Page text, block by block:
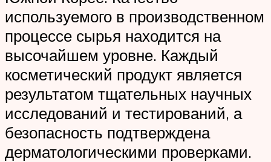
используемого в производственном
процессе сырья находится на
высочайшем уровне. Каждый
косметический продукт является
результатом тщательных научных
исследований и тестирований, а
безопасность подтверждена
дерматологическими проверками.